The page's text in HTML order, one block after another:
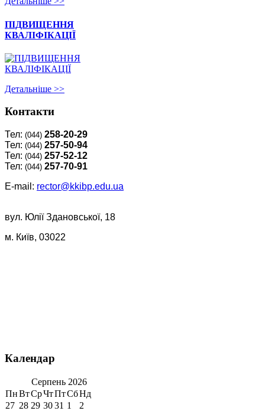
ПІДВИЩЕННЯ
КВАЛІФІКАЦІЇ
Детальнiше >>
Контакти
Тел: (044) 258-20-29
Тел: (044) 257-50-94
Тел: (044) 257-52-12
Тел: (044) 257-70-91
E-mail: rector@kkibp.edu.ua
вул. Юлії Здановської, 18
м. Київ, 03022
Календар
Серпень 2026
ПнВтСрЧтПтСбНд
27 28 29 3031 1
2